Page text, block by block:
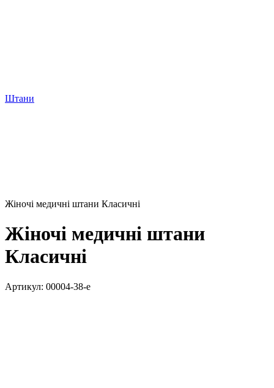
Штани
Жіночі медичні штани Класичні
Жіночі медичні штани
Класичні
Артикул: 00004-38-e